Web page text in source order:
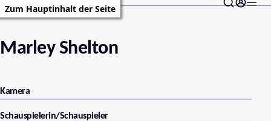
Zum Hauptinhalt der Seite
Marley Shelton
Kamera
Schauspielerin/Schauspieler